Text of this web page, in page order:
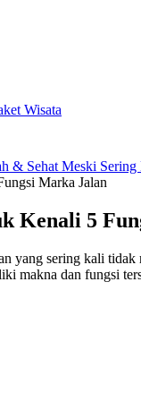
Wisata
& Sehat Meski Sering
Marka Jalan
Kenali 5
yang sering kali
makna dan fungsi